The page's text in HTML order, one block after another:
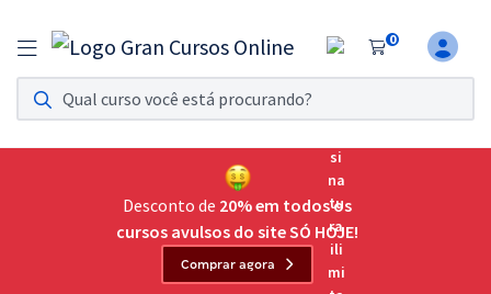
0
Assinatura Ilimitada 11
Acesso a todos os cursos. Teste grátis por 7 dias!
Assinatura OAB Até Passar
Acesso ilimitado a toda preparação para o Exame da
Residências Multiprofissionais
Desconto de 20% em todos os
cursos avulsos do site SÓ HOJE!
Comprar agora